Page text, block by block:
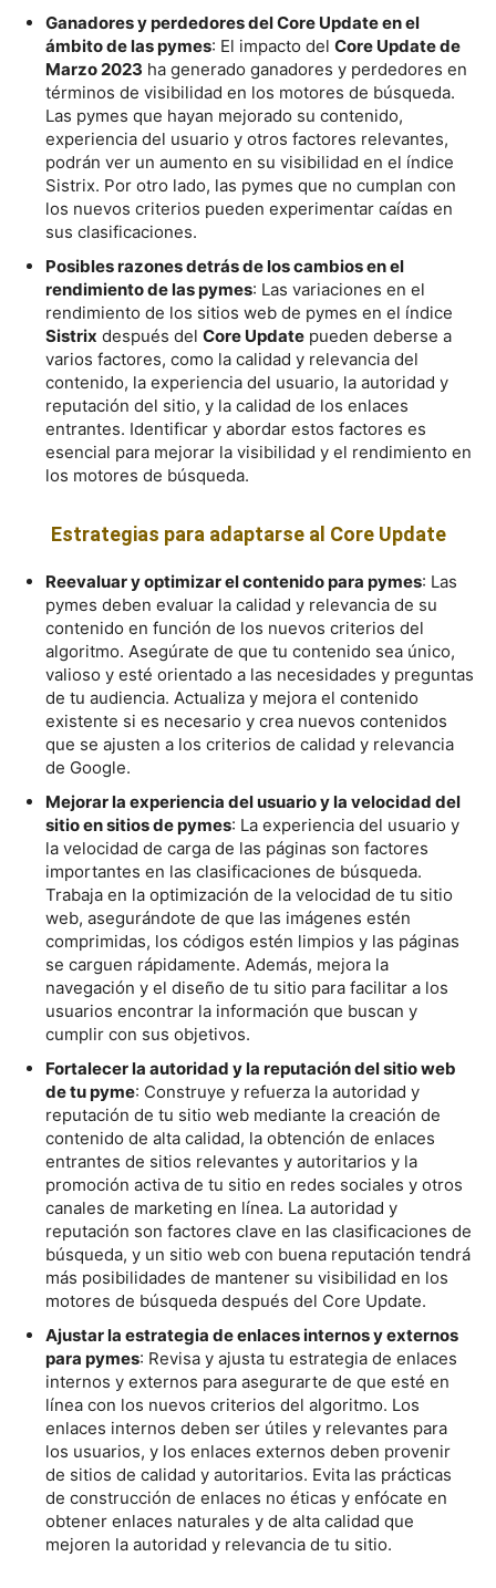
Ganadores y perdedores del Core Update en el
ámbito de las pymes: El impacto del Core Update de
Marzo 2023 ha generado ganadores y perdedores en
términos de visibilidad en los motores de búsqueda.
Las pymes que hayan mejorado su contenido,
experiencia del usuario y otros factores relevantes,
podrán ver un aumento en su visibilidad en el índice
Sistrix. Por otro lado, las pymes que no cumplan con
los nuevos criterios pueden experimentar caídas en
sus clasificaciones.
Posibles razones detrás de los cambios en el
rendimiento de las pymes: Las variaciones en el
rendimiento de los sitios web de pymes en el índice
Sistrix después del Core Update pueden deberse a
varios factores, como la calidad y relevancia del
contenido, la experiencia del usuario, la autoridad y
reputación del sitio, y la calidad de los enlaces
entrantes. Identificar y abordar estos factores es
esencial para mejorar la visibilidad y el rendimiento en
los motores de búsqueda.
Estrategias para adaptarse al Core Update
Reevaluar y optimizar el contenido para pymes: Las
pymes deben evaluar la calidad y relevancia de su
contenido en función de los nuevos criterios del
algoritmo. Asegúrate de que tu contenido sea único,
valioso y esté orientado a las necesidades y preguntas
de tu audiencia. Actualiza y mejora el contenido
existente si es necesario y crea nuevos contenidos
que se ajusten a los criterios de calidad y relevancia
de Google.
Mejorar la experiencia del usuario y la velocidad del
sitio en sitios de pymes: La experiencia del usuario y
la velocidad de carga de las páginas son factores
importantes en las clasificaciones de búsqueda.
Trabaja en la optimización de la velocidad de tu sitio
web, asegurándote de que las imágenes estén
comprimidas, los códigos estén limpios y las páginas
se carguen rápidamente. Además, mejora la
navegación y el diseño de tu sitio para facilitar a los
usuarios encontrar la información que buscan y
cumplir con sus objetivos.
Fortalecer la autoridad y la reputación del sitio web
de tu pyme: Construye y refuerza la autoridad y
reputación de tu sitio web mediante la creación de
contenido de alta calidad, la obtención de enlaces
entrantes de sitios relevantes y autoritarios y la
promoción activa de tu sitio en redes sociales y otros
canales de marketing en línea. La autoridad y
reputación son factores clave en las clasificaciones de
búsqueda, y un sitio web con buena reputación tendrá
más posibilidades de mantener su visibilidad en los
motores de búsqueda después del Core Update.
Ajustar la estrategia de enlaces internos y externos
para pymes: Revisa y ajusta tu estrategia de enlaces
internos y externos para asegurarte de que esté en
línea con los nuevos criterios del algoritmo. Los
enlaces internos deben ser útiles y relevantes para
los usuarios, y los enlaces externos deben provenir
de sitios de calidad y autoritarios. Evita las prácticas
de construcción de enlaces no éticas y enfócate en
obtener enlaces naturales y de alta calidad que
mejoren la autoridad y relevancia de tu sitio.